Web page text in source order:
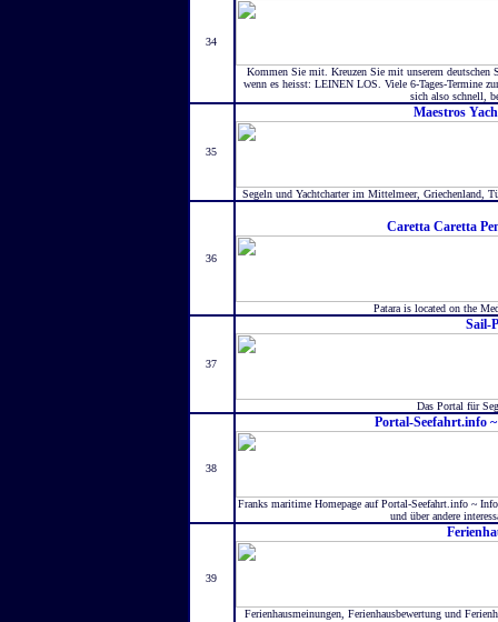
34
Kommen Sie mit. Kreuzen Sie mit unserem deutschen
wenn es heisst: LEINEN LOS. Viele 6-Tages-Termine
sich also schnell,
35
Maestros
Segeln und Yachtcharter im Mittelmeer, Griechenland,
36
Caretta Caretta
Patara is located on the
37
Sail-
Das Portal für
38
Portal-Seefahrt.info
Franks maritime Homepage auf Portal-Seefahrt.info ~
und über andere
39
Ferienhausmeinungen, Ferienhausbewertung und